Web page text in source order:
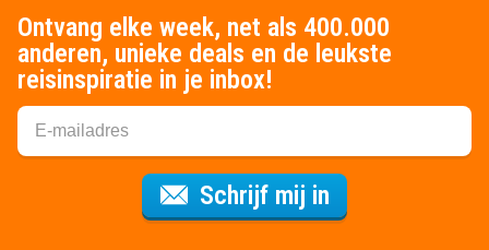
Ontvang elke week, net als 400.000
anderen, unieke deals en de leukste
reisinspiratie in je inbox!
Schrijf mij in